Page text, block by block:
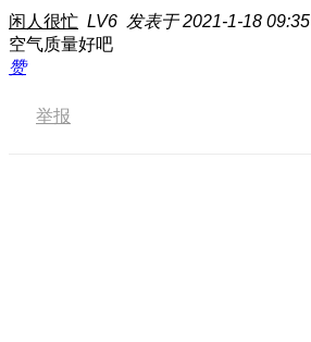
闲人很忙 LV6 发表于 2021-1-18 09:35
空气质量好吧
赞
举报